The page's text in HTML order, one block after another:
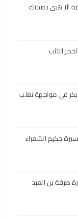
الا هبي بصحنك
التائب
بكر في مواجهة تغلب
حكيم الشعراء
طرفة بن العبد